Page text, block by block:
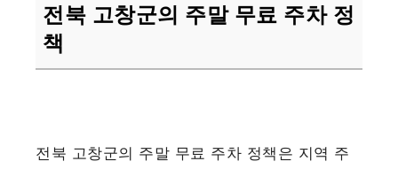
전북 고창군의 주말 무료 주차 정
책
전북 고창군의 주말 무료 주차 정책은 지역 주